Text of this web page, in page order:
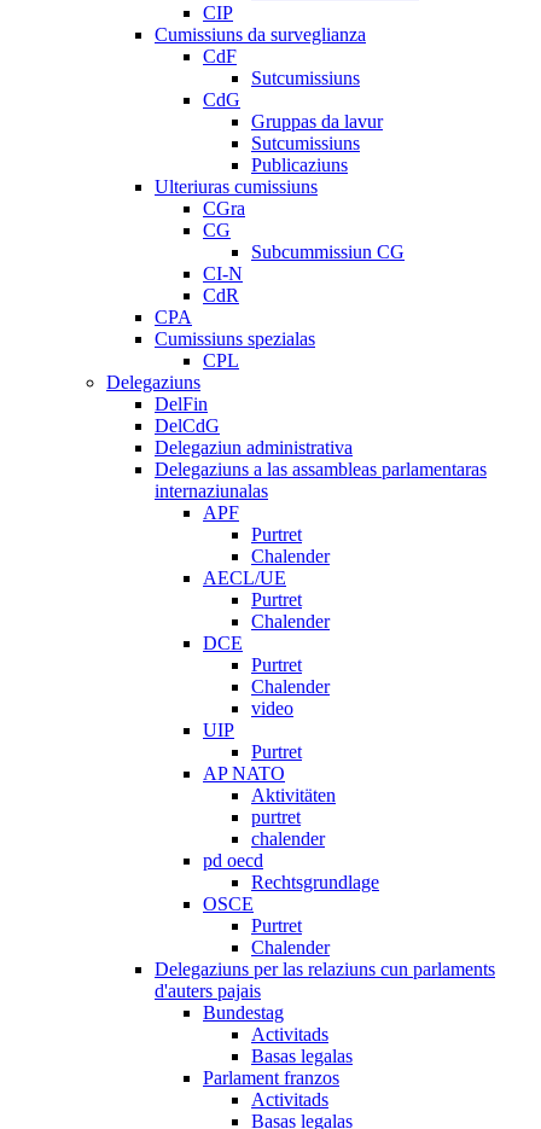
CIP
Cumissiuns da surveglianza
CdF
Sutcumissiuns
CdG
Gruppas da lavur
Sutcumissiuns
Publicaziuns
Ulteriuras cumissiuns
CGra
CG
Subcummissiun CG
CI-N
CdR
CPA
Cumissiuns spezialas
CPL
Delegaziuns
DelFin
DelCdG
Delegaziun administrativa
Delegaziuns a las assambleas parlamentaras
internaziunalas
APF
Purtret
Chalender
AECL/UE
Purtret
Chalender
DCE
Purtret
Chalender
video
UIP
Purtret
AP NATO
Aktivitäten
purtret
chalender
pd oecd
Rechtsgrundlage
OSCE
Purtret
Chalender
Delegaziuns per las relaziuns cun parlaments
d'auters pajais
Bundestag
Activitads
Basas legalas
Parlament franzos
Activitads
Basas legalas